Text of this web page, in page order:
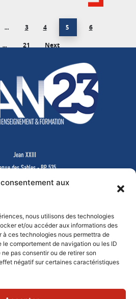
aux
nous utilisons des technologies
et/ou accéder aux informations des
ces technologies nous permettra de
comportement de navigation ou les ID
pas consentir ou de retirer son
négatif sur certaines caractéristiques
… 3 4 5 6
… 21 Next
Jean XXIII
des Sables - BP 535
LES HERBIERS Cedex
herbiers.com
Général & Technologique
51 64 99 64-lycee@j23.fr
supérieures et continues
64 99 61-campus@j23.fr